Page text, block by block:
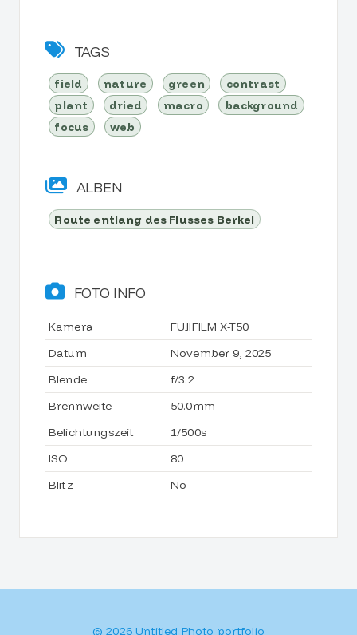
TAGS
field nature green
contrast
plant
dried macro
background
focus
web
ALBEN
Route entlang des Flusses Berkel
FOTO INFO
Kamera
FUJIFILM X-T50
Datum
November 9, 2025
Blende
f/3.2
Brennweite
50.0mm
Belichtungszeit
1/500s
ISO
80
Blitz
No
© 2026 Untitled Photo portfolio